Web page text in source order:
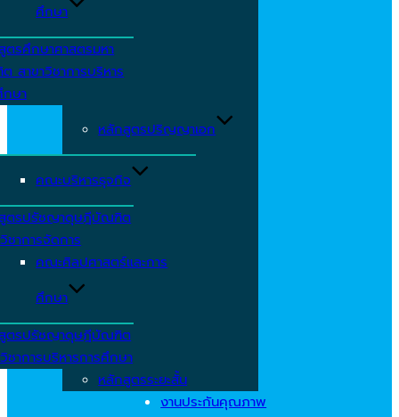
ศึกษา
ตรศึกษาศาสตรมหา
สาขาวิชาการบริหาร
กษา
หลักสูตรปริญญาเอก
คณะบริหารธุจกิจ
ตรปรัชญาดุษฎีบัณฑิต
ชาการจัดการ
คณะศิลปศาสตร์และการ
ศึกษา
ตรปรัชญาดุษฎีบัณฑิต
ชาการบริหารการศึกษา
หลักสูตรระยะสั้น
งานประกันคุณภาพ